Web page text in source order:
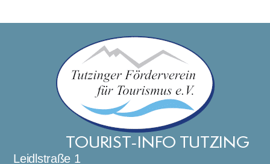
TOURIST-INFO TUTZING
Leidlstraße 1